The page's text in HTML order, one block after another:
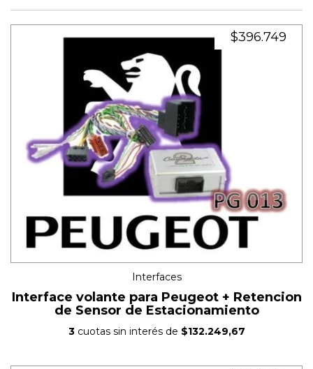
$396.749
Interfaces
Interface volante para Peugeot + Retencion
de Sensor de Estacionamiento
3cuotas sin interés de $132.249,67